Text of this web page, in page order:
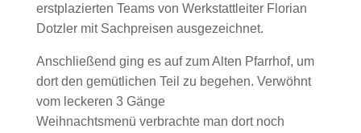
erstplazierten Teams von Werkstattleiter Florian
Dotzler mit Sachpreisen ausgezeichnet.
Anschließend ging es auf zum Alten Pfarrhof, um
dort den gemütlichen Teil zu begehen. Verwöhnt
vom leckeren 3 Gänge
Weihnachtsmenü verbrachte man dort noch